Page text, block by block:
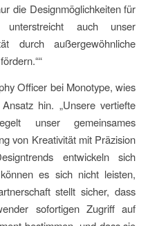
die Designmöglichkeiten für
auch unser
durch außergewöhnliche
Officer bei Monotype, wies
hin. „Unsere vertiefte
unser gemeinsames
von Kreativität mit Präzision
entwickeln sich
es sich nicht leisten,
stellt sicher, dass
sofortigen Zugriff auf